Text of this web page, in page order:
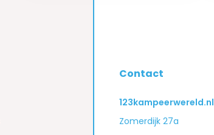
Contact
123kampeerwereld.nl
Zomerdijk 27a